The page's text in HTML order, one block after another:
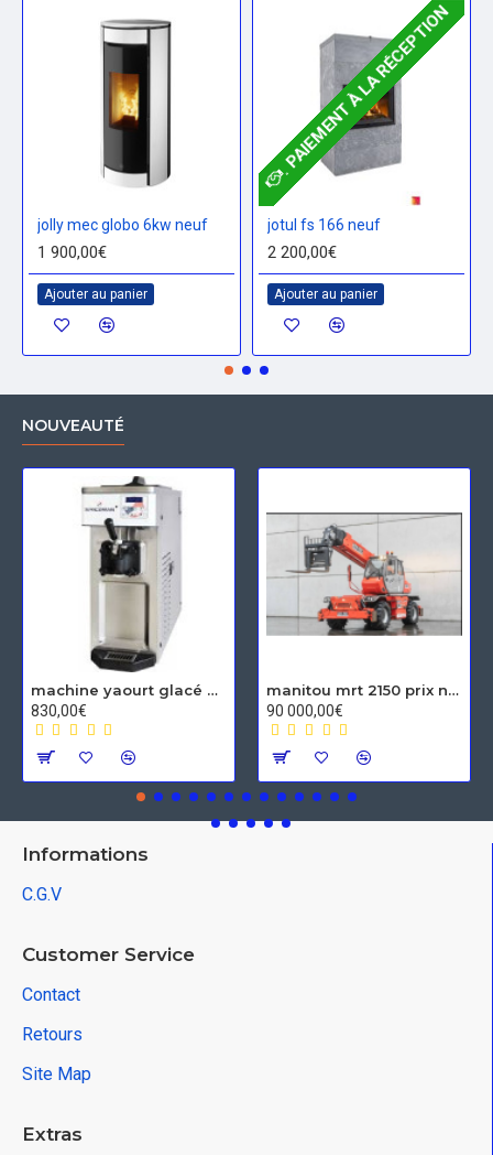
jolly mec globo 6kw neuf
1 900,00€
Ajouter au panier
. PAIEMENT À LA RÉCEPTION
jotul fs 166 neuf
2 200,00€
Ajouter au panier
NOUVEAUTÉ
machine yaourt glacé Spaceman
830,00€
manitou mrt 2150 prix neuf
90 000,00€
Informations
C.G.V
Customer Service
Contact
Retours
Site Map
Extras